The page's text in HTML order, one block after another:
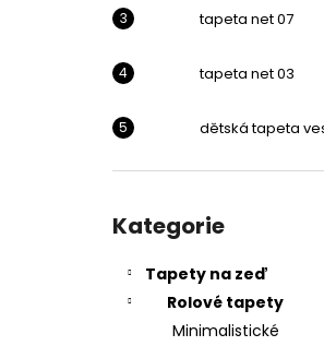
tapeta net 07
tapeta net 03
dětská tapeta
kategorie
Kategorie
Tapety na zeď
Rolové tapety
Minimalistické